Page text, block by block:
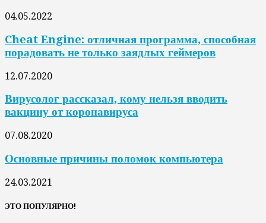
04.05.2022
Cheat Engine: отличная программа, способная
порадовать не только заядлых геймеров
12.07.2020
Вирусолог рассказал, кому нельзя вводить
вакцину от коронавируса
07.08.2020
Основные причины поломок компьютера
24.03.2021
ЭТО ПОПУЛЯРНО!